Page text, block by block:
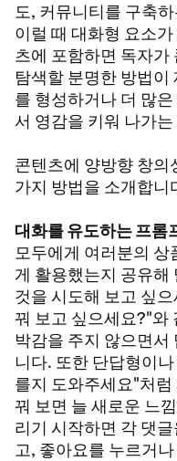
도, 커뮤니티를 구축
이럴 때 대화형 요소
츠에 포함하면 독자가
탐색할 분명한 방법이
를 형성하거나 더 많
서 영감을 키워 나가
콘텐츠에 양방향 창의
가지 방법을 소개합니
대화를 유도하는 프롬
모두에게 여러분의
게 활용했는지 공유해
것을 시도해 보고 싶
꿔 보고 싶으세요?"와
박감을 주지 않으면서
니다. 또한 단답형이
를지 도와주세요"처
꿔 보면 늘 새로운 느
리기 시작하면 각 댓
고, 좋아요를 누르거